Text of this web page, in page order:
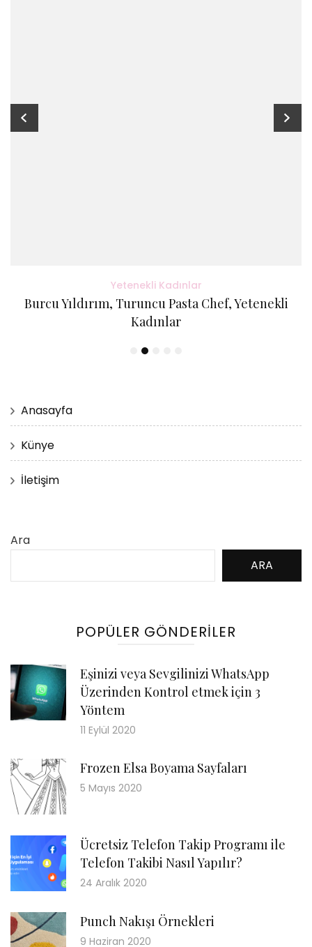
Yetenekli Kadınlar
Burcu Yıldırım, Turuncu Pasta Chef, Yetenekli
Kadınlar
Anasayfa
Künye
İletişim
Ara
ARA
POPÜLER GÖNDERILER
Eşinizi veya Sevgilinizi WhatsApp
Üzerinden Kontrol etmek için 3
Yöntem
11 Eylül 2020
Frozen Elsa Boyama Sayfaları
5 Mayıs 2020
Ücretsiz Telefon Takip Programı ile
Telefon Takibi Nasıl Yapılır?
24 Aralık 2020
Punch Nakışı Örnekleri
9 Haziran 2020